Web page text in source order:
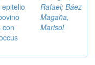
con
Rafael; Báez
Magaña,
Marisol